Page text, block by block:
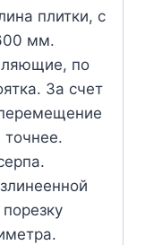
плитки, с
мм.
по
За счет
точнее.